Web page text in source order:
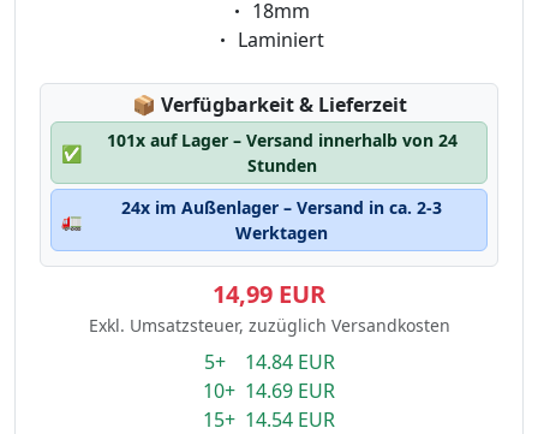
Eigenschaft:
18mm
Eigenschaft:
Laminiert
📦 Lagerstatus:
Verfügbarkeit & Lieferzeit
✅
101x auf Lager – Versand innerhalb von 24
Stunden
🚛
24x im Außenlager – Versand in ca. 2-3
Werktagen
14,99 EUR
Exkl. Umsatzsteuer, zuzüglich Versandkosten
5+ 14.84 EUR
10+ 14.69 EUR
15+ 14.54 EUR